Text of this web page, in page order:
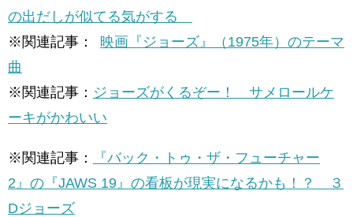
の出だしが似てる気がする
※関連記事： 映画『ジョーズ』（1975年）のテーマ
曲
※関連記事： ジョーズがくるぞー！ サメロールケ
ーキがかわいい
※関連記事：
『バック・トゥ・ザ・フューチャー
2』の『JAWS 19』の看板が現実になるかも！？ ３
Dジョーズ